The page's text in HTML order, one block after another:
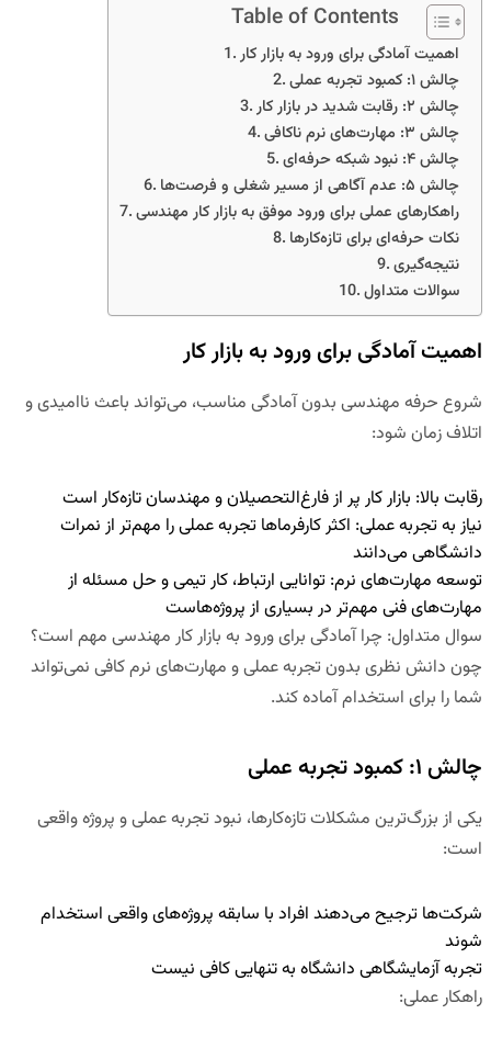
Table of Contents
اهمیت آمادگی برای ورود به بازار کار
چالش ۱: کمبود تجربه عملی
چالش ۲: رقابت شدید در بازار کار
چالش ۳: مهارت‌های نرم ناکافی
چالش ۴: نبود شبکه حرفه‌ای
چالش ۵: عدم آگاهی از مسیر شغلی و فرصت‌ها
راهکارهای عملی برای ورود موفق به بازار کار مهندسی
نکات حرفه‌ای برای تازه‌کارها
نتیجه‌گیری
سوالات متداول
اهمیت آمادگی برای ورود به بازار کار
شروع حرفه مهندسی بدون آمادگی مناسب، می‌تواند باعث ناامیدی و
اتلاف زمان شود:
رقابت بالا: بازار کار پر از فارغ‌التحصیلان و مهندسان تازه‌کار است
نیاز به تجربه عملی: اکثر کارفرماها تجربه عملی را مهم‌تر از نمرات
دانشگاهی می‌دانند
توسعه مهارت‌های نرم: توانایی ارتباط، کار تیمی و حل مسئله از
مهارت‌های فنی مهم‌تر در بسیاری از پروژه‌هاست
سوال متداول: چرا آمادگی برای ورود به بازار کار مهندسی مهم است؟
چون دانش نظری بدون تجربه عملی و مهارت‌های نرم کافی نمی‌تواند
شما را برای استخدام آماده کند.
چالش ۱: کمبود تجربه عملی
یکی از بزرگ‌ترین مشکلات تازه‌کارها، نبود تجربه عملی و پروژه واقعی
است:
شرکت‌ها ترجیح می‌دهند افراد با سابقه پروژه‌های واقعی استخدام
شوند
تجربه آزمایشگاهی دانشگاه به تنهایی کافی نیست
راهکار عملی: